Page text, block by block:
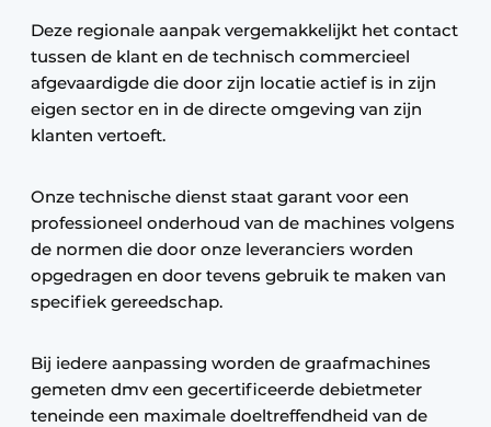
Deze regionale aanpak vergemakkelijkt het contact
tussen de klant en de technisch commercieel
afgevaardigde die door zijn locatie actief is in zijn
eigen sector en in de directe omgeving van zijn
klanten vertoeft.
Onze technische dienst staat garant voor een
professioneel onderhoud van de machines volgens
de normen die door onze leveranciers worden
opgedragen en door tevens gebruik te maken van
specifiek gereedschap.
Bij iedere aanpassing worden de graafmachines
gemeten dmv een gecertificeerde debietmeter
teneinde een maximale doeltreffendheid van de